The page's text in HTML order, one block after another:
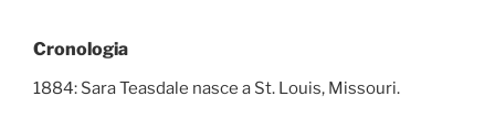
Cronologia
1884: Sara Teasdale nasce a St. Louis, Missouri.